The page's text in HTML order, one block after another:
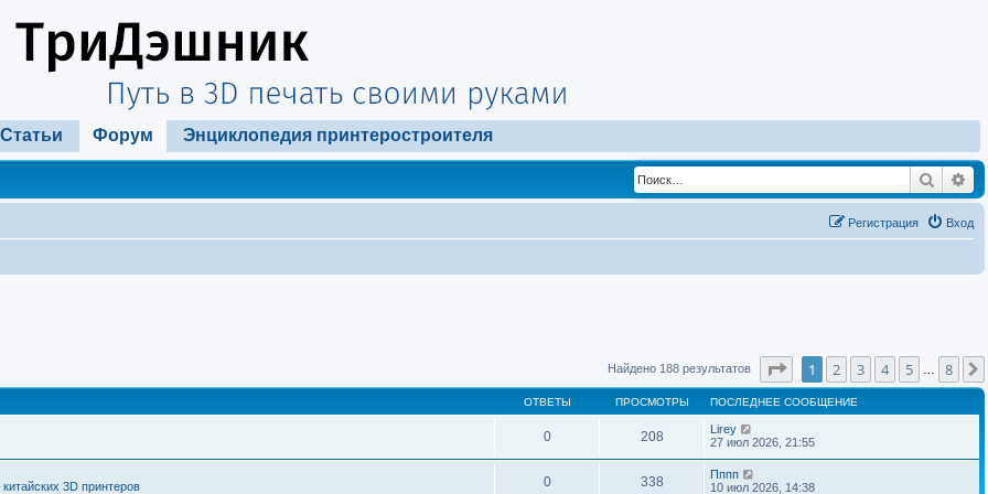
Статьи Форум Энциклопедия принтеростроителя
Поиск
Вход
Регистрация
Найдено 188 результатов Страница 1 из8
1 2 3 4 5 8
ОТВЕТЫ ПРОСМОТРЫ ПОСЛЕДНЕЕ СООБЩЕНИЕ
0 208
Lirey
27 июл 2026, 21:55
3D принтеров 0 338
Пппп
10 июл 2026, 14:38